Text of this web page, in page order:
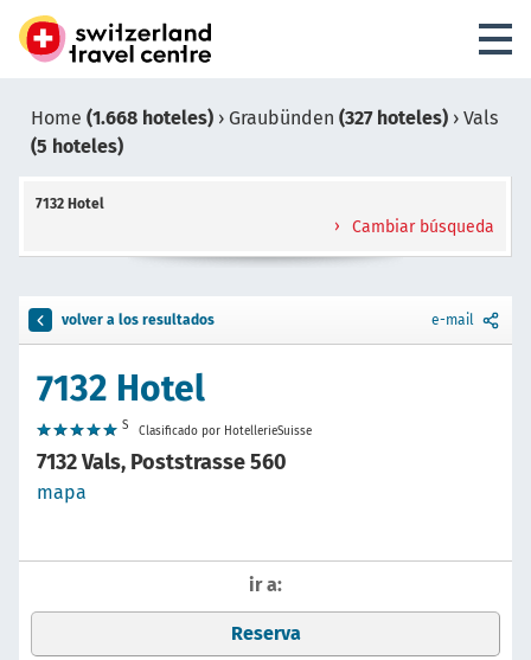
Home (1.668 hoteles) › Graubünden (327 hoteles) › Vals
(5 hoteles)
7132 Hotel
Cambiar búsqueda
volver a los resultados e-mail
7132 Hotel
S Clasificado por HotellerieSuisse
7132 Vals, Poststrasse 560
mapa
ir a:
Reserva